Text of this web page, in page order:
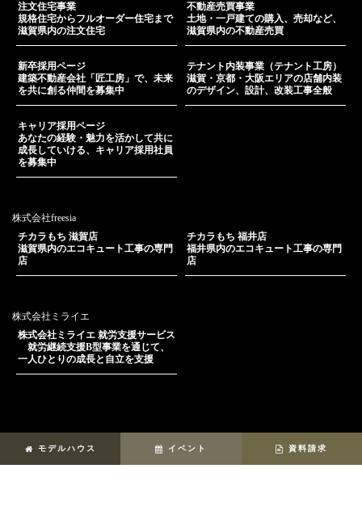
モデルハウス イベント 資料請求
注文住宅事業
規格住宅からフルオーダー住宅まで
滋賀県内の注文住宅
不動産売買事業
土地・一戸建ての購入、売却など、
滋賀県内の不動産売買
新卒採用ページ
建築不動産会社「匠工房」で、未来
を共に創る仲間を募集中
テナント内装事業（テナント工房）
滋賀・京都・大阪エリアの店舗内装
のデザイン、設計、改装工事全般
キャリア採用ページ
あなたの経験・魅力を活かして共に
成長していける、キャリア採用社員
を募集中
株式会社freesia
チカラもち 滋賀店
滋賀県内のエコキュート工事の専門
店
チカラもち 福井店
福井県内のエコキュート工事の専門
店
株式会社ミライエ
株式会社ミライエ 就労支援サービス
就労継続支援B型事業を通じて、
一人ひとりの成長と自立を支援